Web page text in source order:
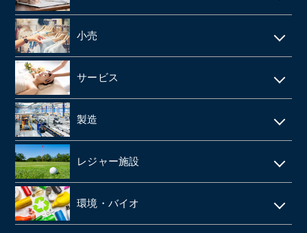
製薬
SMO
CRO
動物病院
歯科
眼科クリニック
医薬品卸
障害者施設 ・就労継続支援施設
給食業・給食サービス
宅配弁当
食品メーカー・食品加工・食品工場
清酒酒造・酒蔵
お弁当・惣菜屋
給食・テイクアウト・配達飲食
ラーメン屋
居酒屋
学習塾
小売
アパレルメーカー・アパレル
スーパーマーケット
FC(フランチャイズ加盟店)
ドラッグストア
LPガス
サービス
警備
エステサロン
ネイルサロン
税理士事務所・会計事務所
製造
印刷
塗料・塗料卸売メーカー
段ボール
レジャー施設
ゴルフ場
クライミングジム・ボルダリングジム
環境・バイオ